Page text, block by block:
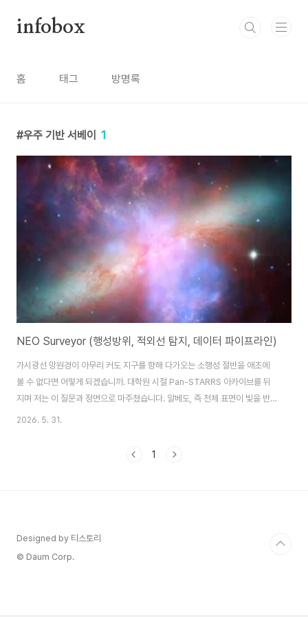
infobox
홈 태그 방명록
우주 기반 서베이 1
NEO Surveyor (행성방위, 적외선 탐지, 데이터 파이프라인)
가시광선 망원경이 아무리 커도 지구를 향해 다가오는 소행성 절반을 애초에
볼 수 없다면 어떻게 되겠습니까. 대학원 시절 Pan-STARRS 아카이브를 뒤
지며 저는 이 질문과 정면으로 마주쳤습니다. 알베도, 즉 천체 표면이 빛을 반사
하는 비율이 0.05조차 되지 않는 탄소질 소행성들은 지상 광학 서베이 앞에서
내는 이유제가 소천체 궤도 역학 실험실에서 퇴역한 NEOWISE 위성과 지상
2026. 5. 31.
1
Designed by 티스토리
© Daum Corp.